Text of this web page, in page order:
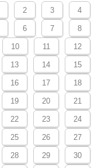
2 3 4
6 7 8
10 11 12
13 14 15
16 17 18
19 20 21
22 23 24
25 26 27
28 29 30